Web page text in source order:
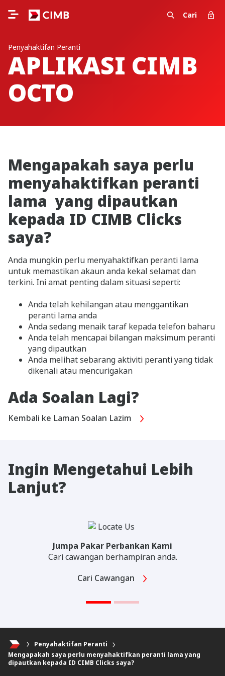
Cari
Penyahaktifan Peranti
APLIKASI CIMB
OCTO
Mengapakah saya perlu
menyahaktifkan peranti
lama yang dipautkan
kepada ID CIMB Clicks
saya?
Anda mungkin perlu menyahaktifkan peranti lama
untuk memastikan akaun anda kekal selamat dan
terkini. Ini amat penting dalam situasi seperti:
Anda telah kehilangan atau menggantikan
peranti lama anda
Anda sedang menaik taraf kepada telefon baharu
Anda telah mencapai bilangan maksimum peranti
yang dipautkan
Anda melihat sebarang aktiviti peranti yang tidak
dikenali atau mencurigakan
Ada Soalan Lagi?
Kembali ke Laman Soalan Lazim
Ingin Mengetahui Lebih
Lanjut?
Jumpa Pakar Perbankan Kami
Cari cawangan berhampiran anda.
Cari Cawangan
Penyahaktifan Peranti
Mengapakah saya perlu menyahaktifkan peranti lama yang
dipautkan kepada ID CIMB Clicks saya?